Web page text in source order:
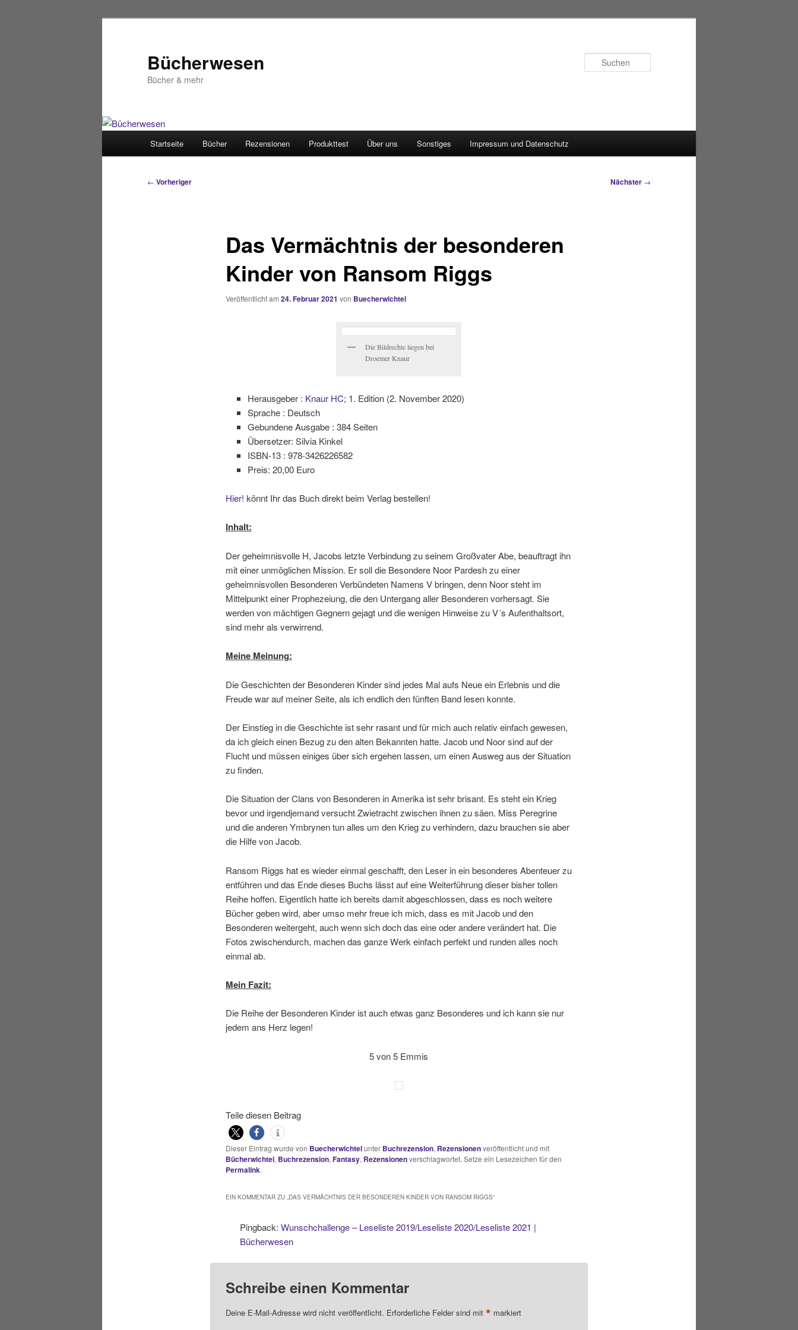
Bücherwesen
Bücher & mehr
Startseite Bücher Rezensionen Produkttest Über uns Sonstiges Impressum und Datenschutz
Beitragsnavigation
← Vorheriger Nächster →
Das Vermächtnis der besonderen
Kinder von Ransom Riggs
Veröffentlicht am 24. Februar 2021 von Buecherwichtel
Die Bildrechte liegen bei
Droemer Knaur
Herausgeber : Knaur HC; 1. Edition (2. November 2020)
Sprache : Deutsch
Gebundene Ausgabe :384 Seiten
Übersetzer: Silvia Kinkel
ISBN-13 :978-3426226582
Preis: 20,00 Euro
Hier! könnt Ihr das Buch direkt beim Verlag bestellen!
Inhalt:
Der geheimnisvolle H, Jacobs letzte Verbindung zu seinem Großvater Abe, beauftragt ihn
mit einer unmöglichen Mission. Er soll die Besondere Noor Pardesh zu einer
geheimnisvollen Besonderen Verbündeten Namens V bringen, denn Noor steht im
Mittelpunkt einer Prophezeiung, die den Untergang aller Besonderen vorhersagt. Sie
werden von mächtigen Gegnern gejagt und die wenigen Hinweise zu V´s Aufenthaltsort,
sind mehr als verwirrend.
Meine Meinung:
Die Geschichten der Besonderen Kinder sind jedes Mal aufs Neue ein Erlebnis und die
Freude war auf meiner Seite, als ich endlich den fünften Band lesen konnte.
Der Einstieg in die Geschichte ist sehr rasant und für mich auch relativ einfach gewesen,
da ich gleich einen Bezug zu den alten Bekannten hatte. Jacob und Noor sind auf der
Flucht und müssen einiges über sich ergehen lassen, um einen Ausweg aus der Situation
zu finden.
Die Situation der Clans von Besonderen in Amerika ist sehr brisant. Es steht ein Krieg
bevor und irgendjemand versucht Zwietracht zwischen ihnen zu säen. Miss Peregrine
und die anderen Ymbrynen tun alles um den Krieg zu verhindern, dazu brauchen sie aber
die Hilfe von Jacob.
Ransom Riggs hat es wieder einmal geschafft, den Leser in ein besonderes Abenteuer zu
entführen und das Ende dieses Buchs lässt auf eine Weiterführung dieser bisher tollen
Reihe hoffen. Eigentlich hatte ich bereits damit abgeschlossen, dass es noch weitere
Bücher geben wird, aber umso mehr freue ich mich, dass es mit Jacob und den
Besonderen weitergeht, auch wenn sich doch das eine oder andere verändert hat. Die
Fotos zwischendurch, machen das ganze Werk einfach perfekt und runden alles noch
einmal ab.
Mein Fazit:
Die Reihe der Besonderen Kinder ist auch etwas ganz Besonderes und ich kann sie nur
jedem ans Herz legen!
5 von 5 Emmis
Teile diesen Beitrag
Dieser Eintrag wurde von Buecherwichtelunter Buchrezension, Rezensionenveröffentlicht und mit
Bücherwichtel, Buchrezension, Fantasy, Rezensionenverschlagwortet. Setze ein Lesezeichen für den
Permalink.
EIN KOMMENTAR ZU „DAS VERMÄCHTNIS DER BESONDEREN KINDER VON RANSOM RIGGS“
Pingback:Wunschchallenge – Leseliste 2019/Leseliste 2020/Leseliste 2021 |
Bücherwesen
Schreibe einen Kommentar
Deine E-Mail-Adresse wird nicht veröffentlicht. Erforderliche Felder sind mit * markiert